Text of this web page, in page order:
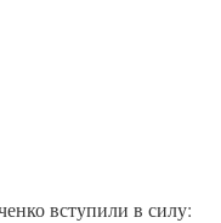
вступили в силу: